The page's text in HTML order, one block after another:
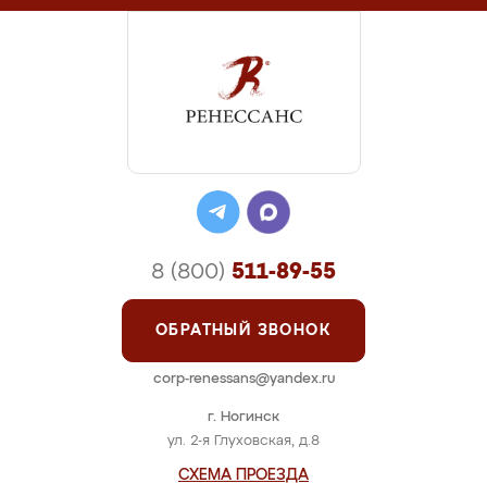
г. Ногинск
ул. 2-я Глуховская, д.8
СХЕМА ПРОЕЗДА
8 (800) 511-89-55
ОБРАТНЫЙ ЗВОНОК
corp-renessans@yandex.ru